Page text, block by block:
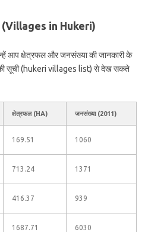
(Villages in Hukeri)
आप क्षेत्रफल और जनसंख्या की जानकारी के
की सूची (hukeri villages list) से देख सकते
क्षेत्रफल (HA) जनसंख्या (2011)
169.51 1060
713.24 1371
416.37 939
1687.71 6030